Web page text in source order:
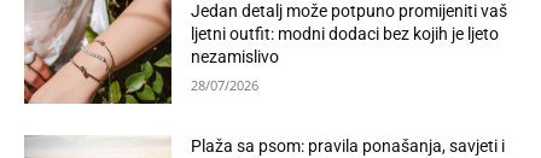
Jedan detalj može potpuno promijeniti vaš
ljetni outfit: modni dodaci bez kojih je ljeto
nezamislivo
28/07/2026
Plaža sa psom: pravila ponašanja, savjeti i